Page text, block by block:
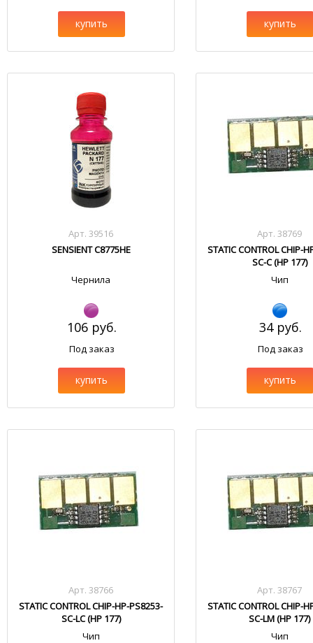
купить купить
Арт. 39516
SENSIENT C8775HE
Чернила
106 руб.
Под заказ
купить
Арт. 38769
STATIC CONTROL CHIP-
SC-C (HP 177)
Чип
34 руб.
Под заказ
купить
Арт. 38766
STATIC CONTROL CHIP-HP-PS8253-
SC-LC (HP 177)
Чип
Арт. 38767
STATIC CONTROL CHIP-
SC-LM (HP 177)
Чип